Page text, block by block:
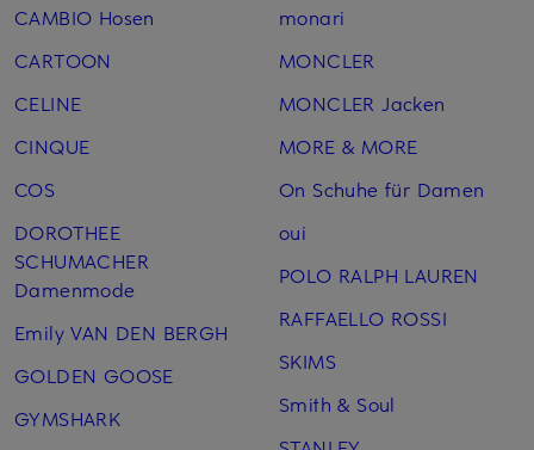
CAMBIO Hosen
CARTOON
CELINE
CINQUE
COS
DOROTHEE
SCHUMACHER
Damenmode
Emily VAN DEN BERGH
GOLDEN GOOSE
GYMSHARK
monari
MONCLER
MONCLER Jacken
MORE & MORE
On Schuhe für Damen
oui
POLO RALPH LAUREN
RAFFAELLO ROSSI
SKIMS
Smith & Soul